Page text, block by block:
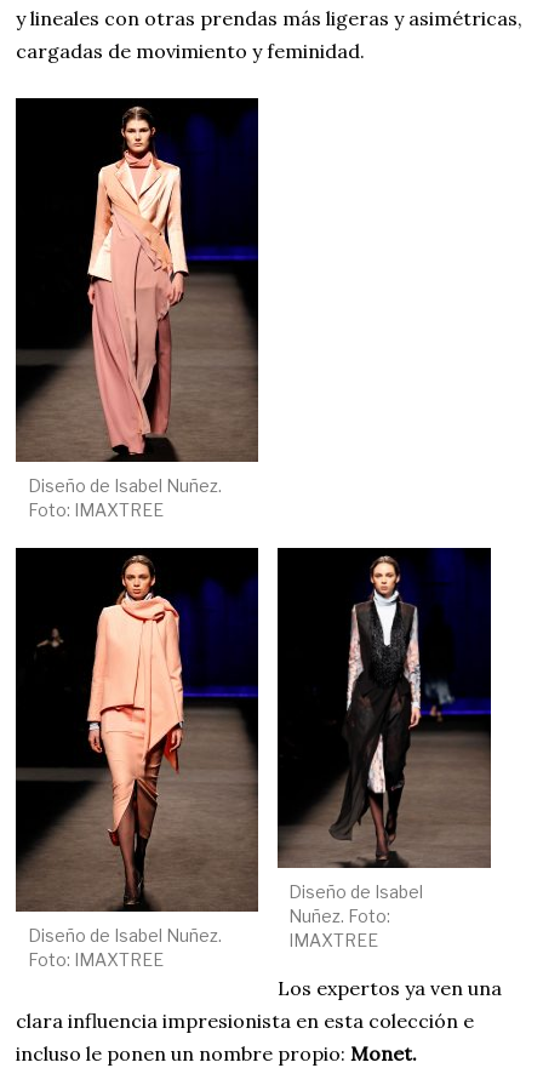
y lineales con otras prendas más ligeras y asimétricas,
cargadas de movimiento y feminidad.
Diseño de Isabel Nuñez.
Foto: IMAXTREE
Diseño de Isabel Nuñez.
Foto: IMAXTREE
Diseño de Isabel
Nuñez. Foto:
IMAXTREE
Los expertos ya ven una
clara influencia impresionista en esta colección e
incluso le ponen un nombre propio: Monet.